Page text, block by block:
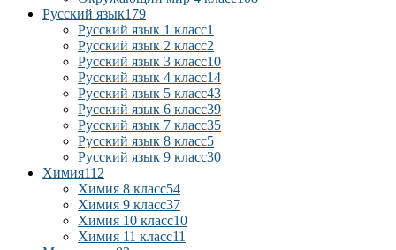
Русский язык179
Русский язык 1 класс1
Русский язык 2 класс2
Русский язык 3 класс10
Русский язык 4 класс14
Русский язык 5 класс43
Русский язык 6 класс39
Русский язык 7 класс35
Русский язык 8 класс5
Русский язык 9 класс30
Химия112
Химия 8 класс54
Химия 9 класс37
Химия 10 класс10
Химия 11 класс11